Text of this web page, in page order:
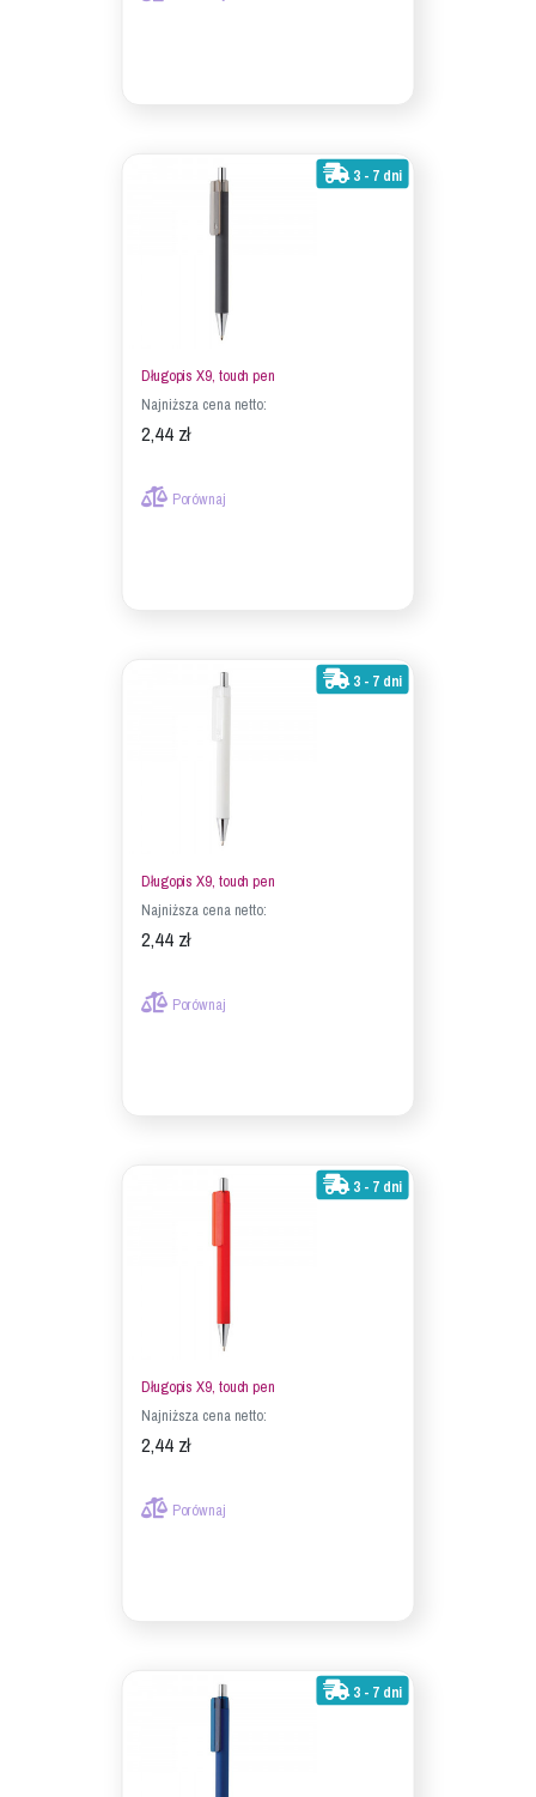
3 - 7 dni
Długopis X9, touch pen
Najniższa cena netto:
2,44 zł
Porównaj
3 - 7 dni
Długopis X9, touch pen
Najniższa cena netto:
2,44 zł
Porównaj
3 - 7 dni
Długopis X9, touch pen
Najniższa cena netto:
2,44 zł
Porównaj
3 - 7 dni